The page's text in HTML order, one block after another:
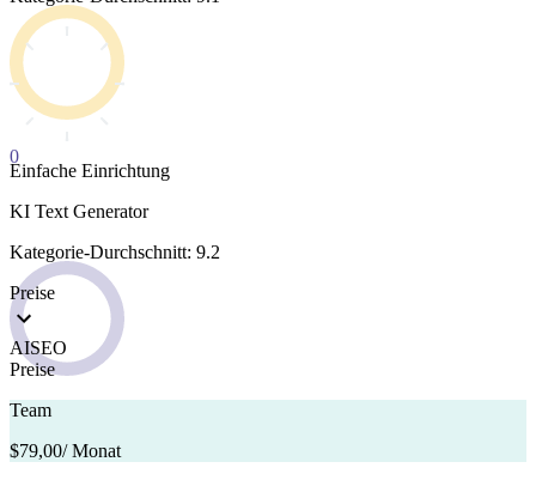
0
Einfache Einrichtung
KI Text Generator
Kategorie-Durchschnitt: 9.2
Preise
AISEO
Preise
Team
$79,00/ Monat